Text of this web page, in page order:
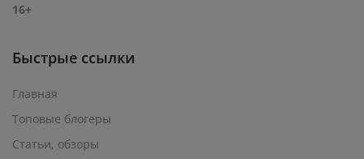
16+
Быстрые ссылки
Главная
Топовые блогеры
Статьи, обзоры